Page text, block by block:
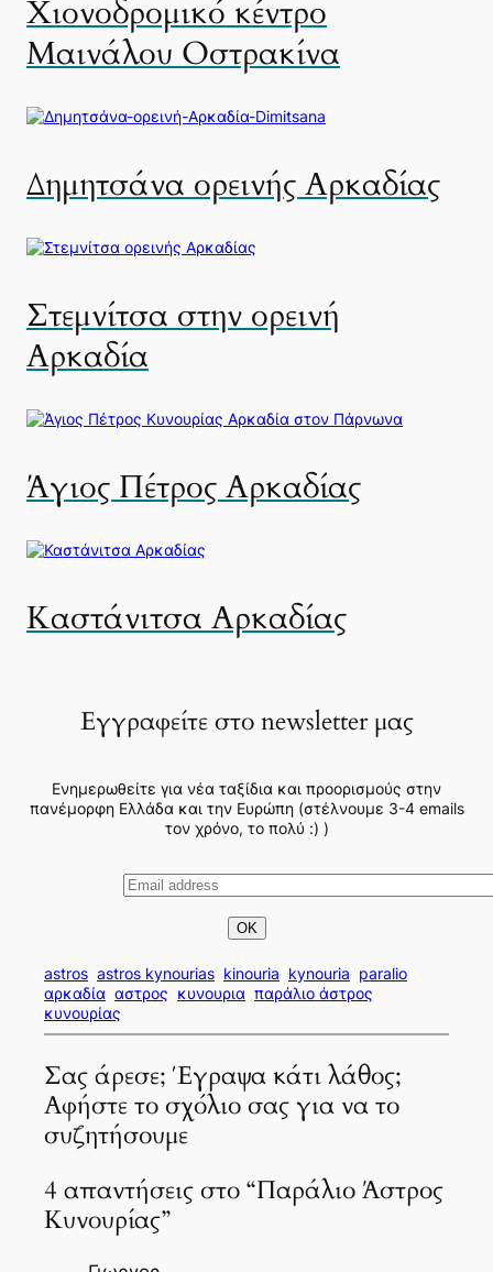
Χιονοδρομικό κέντρο
Μαινάλου Οστρακίνα
Δημητσάνα ορεινής Αρκαδίας
Στεμνίτσα στην ορεινή
Αρκαδία
Άγιος Πέτρος Αρκαδίας
Καστάνιτσα Αρκαδίας
Εγγραφείτε στο newsletter μας
Ενημερωθείτε για νέα ταξίδια και προορισμούς στην
πανέμορφη Ελλάδα και την Ευρώπη (στέλνουμε 3-4 emails
τον χρόνο, το πολύ :) )
astros astros kynourias kinouria kynouria paralio
αρκαδία αστρος κυνουρια παράλιο άστρος
κυνουρίας
Σας άρεσε; Έγραψα κάτι λάθος;
Αφήστε το σχόλιο σας για να το
συζητήσουμε
4 απαντήσεις στο “Παράλιο Άστρος
Κυνουρίας”